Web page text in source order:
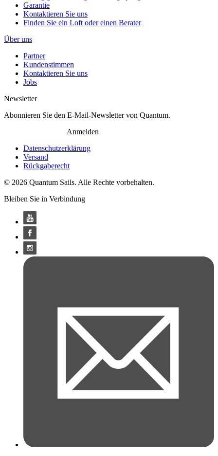
Garantie
Kontaktieren Sie uns
Finden Sie ein Loft oder einen Berater
Über uns
Partner
Kundenstimmen
Kontaktieren Sie uns
Jobs
Newsletter
Abonnieren Sie den E-Mail-Newsletter von Quantum.
Anmelden
Datenschutzerklärung
Versand
Rückgaberecht
© 2026 Quantum Sails. Alle Rechte vorbehalten.
Bleiben Sie in Verbindung